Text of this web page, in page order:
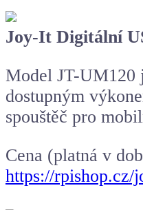
Joy-It Digitální
Model JT-UM120
dostupným
spouštěč pro
Cena (platná v
https://